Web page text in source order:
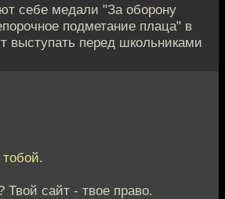
себе медали "За оборону
подметание плаца" в
выступать перед школьниками
Твой сайт - твое право.